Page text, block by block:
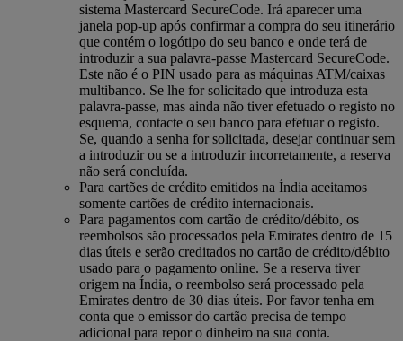
sistema Mastercard SecureCode. Irá aparecer uma
janela pop-up após confirmar a compra do seu itinerário
que contém o logótipo do seu banco e onde terá de
introduzir a sua palavra-passe Mastercard SecureCode.
Este não é o PIN usado para as máquinas ATM/caixas
multibanco. Se lhe for solicitado que introduza esta
palavra-passe, mas ainda não tiver efetuado o registo no
esquema, contacte o seu banco para efetuar o registo.
Se, quando a senha for solicitada, desejar continuar sem
a introduzir ou se a introduzir incorretamente, a reserva
não será concluída.
Para cartões de crédito emitidos na Índia aceitamos
somente cartões de crédito internacionais.
Para pagamentos com cartão de crédito/débito, os
reembolsos são processados pela Emirates dentro de 15
dias úteis e serão creditados no cartão de crédito/débito
usado para o pagamento online. Se a reserva tiver
origem na Índia, o reembolso será processado pela
Emirates dentro de 30 dias úteis. Por favor tenha em
conta que o emissor do cartão precisa de tempo
adicional para repor o dinheiro na sua conta.